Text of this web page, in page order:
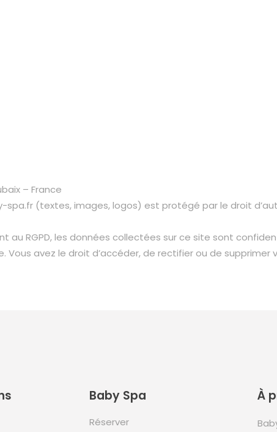
– France
spa.fr (textes, images, logos) est protégé par le droit
au RGPD, les données collectées sur ce site sont
avez le droit d’accéder, de rectifier ou de supprimer
Baby Spa
Réserver
À